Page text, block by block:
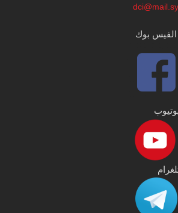
dci@mail.sy
بوك